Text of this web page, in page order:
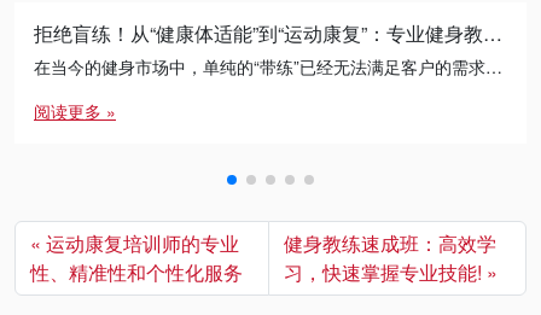
拒绝盲练！从“健康体适能”到“运动康复”：专业健身教练的必修进阶之路
在当今的健身市场中，单纯的“带练”已经无法满足客户的需求。无论是减脂瓶颈期的突破，还是针对久坐人群的体态矫正， […]
阅读更多 »
运动康复培训师的专业
性、精准性和个性化服务
健身教练速成班：高效学
习，快速掌握专业技能!